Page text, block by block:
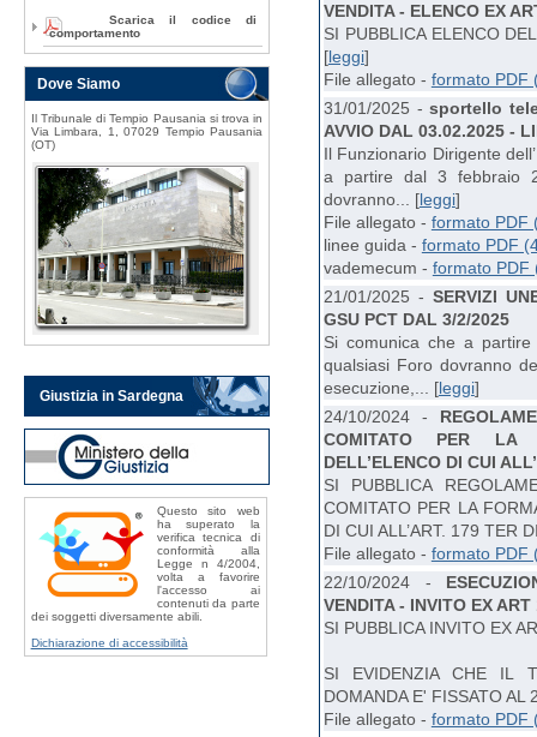
VENDITA - ELENCO EX
SI PUBBLICA ELENCO
[leggi]
File allegato - formato PDF
31/01/2025 -sportello
AVVIO DAL 03.02.2025 -
Il Funzionario Dirigente
a partire dal 3 febbraio
dovranno... [leggi]
File allegato - formato PDF
linee guida - formato PDF
vademecum - formato PDF
21/01/2025 - SERVIZI
GSU PCT DAL 3/2/2025
Si comunica che a
qualsiasi Foro dovranno
esecuzione,... [leggi]
24/10/2024 -
COMITATO PER LA
DELL’ELENCO DI CUI
SI PUBBLICA
COMITATO PER LA
DI CUI ALL’ART. 179 TER
File allegato - formato PDF
22/10/2024 -
VENDITA - INVITO EX
SI PUBBLICA INVITO EX
SI EVIDENZIA CHE IL
DOMANDA E' FISSATO AL
File allegato - formato PDF
Scarica il codice di
comportamento
Dove Siamo
Il Tribunale di Tempio Pausania si trova in
Via Limbara, 1, 07029 Tempio Pausania
(OT)
Giustizia in Sardegna
Questo sito web
ha superato la
verifica tecnica di
conformità alla
Legge n 4/2004,
volta a favorire
l'accesso ai
contenuti da parte
dei soggetti diversamente abili.
Dichiarazione di accessibilità